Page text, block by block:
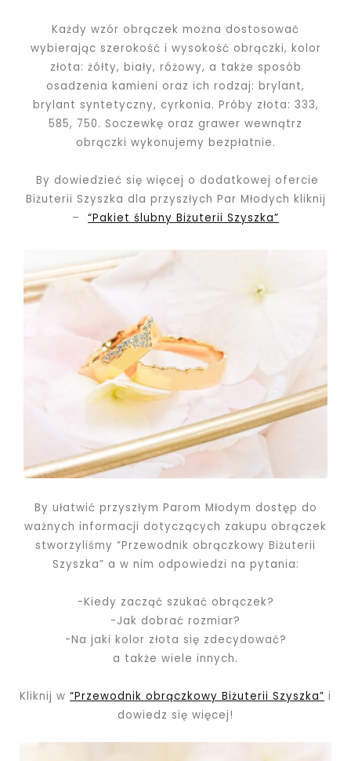
Każdy wzór obrączek można dostosować
wybierając szerokość i wysokość obrączki, kolor
złota: żółty, biały, różowy, a także sposób
osadzenia kamieni oraz ich rodzaj: brylant,
brylant syntetyczny, cyrkonia. Próby złota: 333,
585, 750. Soczewkę oraz grawer wewnątrz
obrączki wykonujemy bezpłatnie.
By dowiedzieć się więcej o dodatkowej ofercie
Biżuterii Szyszka dla przyszłych Par Młodych kliknij
– “Pakiet ślubny Biżuterii Szyszka”
By ułatwić przyszłym Parom Młodym dostęp do
ważnych informacji dotyczących zakupu obrączek
stworzyliśmy “Przewodnik obrączkowy Biżuterii
Szyszka” a w nim odpowiedzi na pytania:
-Kiedy zacząć szukać obrączek?
-Jak dobrać rozmiar?
-Na jaki kolor złota się zdecydować?
a także wiele innych.
Kliknij w “Przewodnik obrączkowy Biżuterii Szyszka” i
dowiedz się więcej!